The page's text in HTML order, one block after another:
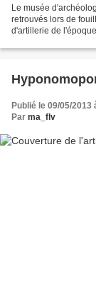
Le musée
retrouvés lors de
d'artillerie de
Publié le 09/05/2013
Par ma_flv